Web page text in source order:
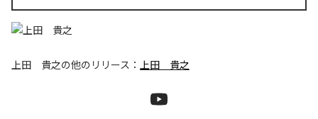
上田 貴之の他のリリース： 上田 貴之